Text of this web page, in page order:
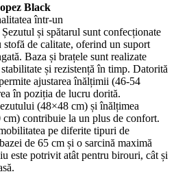
Black
într-un
și spătarul sunt confecționate
de calitate, oferind un suport
Baza și brațele sunt realizate
și rezistență în timp. Datorită
ajustarea înălțimii (46-54
în poziția de lucru dorită.
(48×48 cm) și înălțimea
contribuie la un plus de confort.
pe diferite tipuri de
de 65 cm și o sarcină maximă
este potrivit atât pentru birouri, cât și